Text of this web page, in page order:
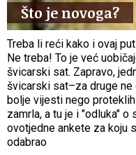
Što je novoga?
Treba li reći kako i ovaj
Ne treba! To je već
švicarski sat. Zapravo,
švicarski sat–za druge ne
bolje vijesti nego
zamrla, a tu je i "odluka" o
ovotjedne ankete za koju
odabrao